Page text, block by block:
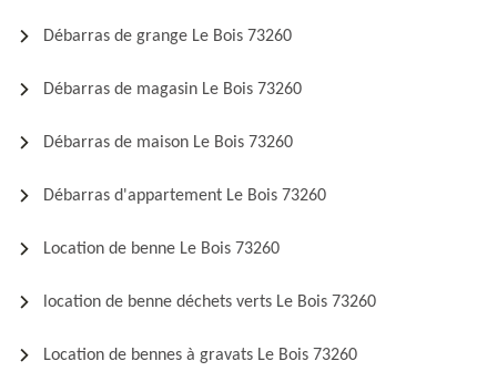
Débarras de grange Le Bois 73260
Débarras de magasin Le Bois 73260
Débarras de maison Le Bois 73260
Débarras d'appartement Le Bois 73260
Location de benne Le Bois 73260
location de benne déchets verts Le Bois 73260
Location de bennes à gravats Le Bois 73260